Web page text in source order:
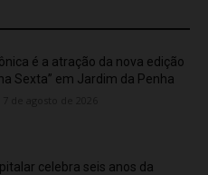
é a atração da nova edição
Sexta” em Jardim da Penha
celebra seis anos da